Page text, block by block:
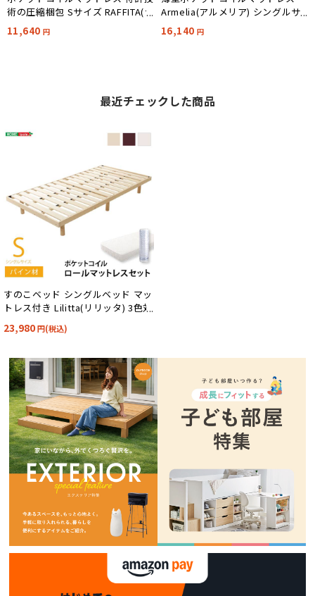
術の圧縮梱包 Sサイズ RAFFITA(ラ
フィータ) 2色対応
11,640 円
Armelia(アルメリア) シングルサ
イズ 圧縮ロール梱包
16,140 円
最近チェックした商品
すのこベッド シングルベッド マッ
トレス付き Lilitta(リリッタ) 3色対
23,980円(税込)